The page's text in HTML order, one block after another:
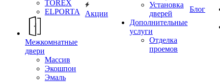
TOREX
ELPORTA
Межкомнатные
двери
Массив
Экошпон
Эмаль
Акции
Установка
дверей
Дополнительные
услуги
Отделка
проемов
Блог